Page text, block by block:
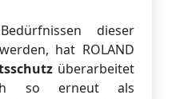
dieser
hat ROLAND
überarbeitet
so erneut als